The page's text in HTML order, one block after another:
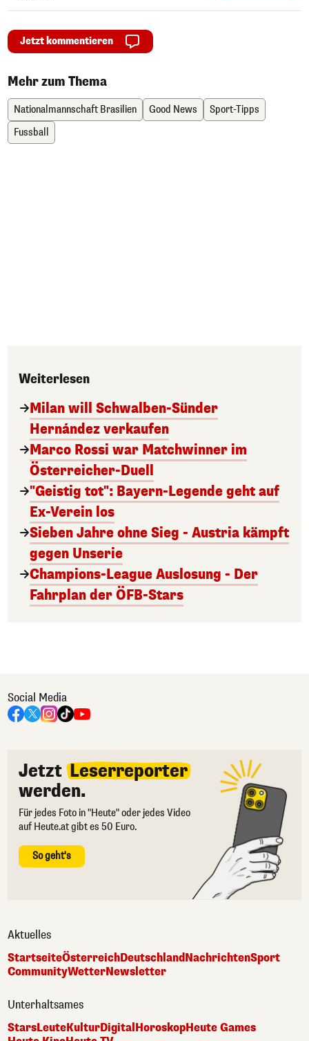
Jetzt kommentieren
Mehr zum Thema
Nationalmannschaft Brasilien Good News
Sport-Tipps
Fussball
Weiterlesen
Milan will Schwalben-Sünder
Hernández verkaufen
Marco Rossi war Matchwinner im
Österreicher-Duell
"Geistig tot": Bayern-Legende geht auf
Ex-Verein los
Sieben Jahre ohne Sieg - Austria kämpft
gegen Unserie
Champions-League Auslosung - Der
Fahrplan der ÖFB-Stars
Social Media
Jetzt Leserreporter
werden.
Für jedes Foto in "Heute" oder jedes Video
auf Heute.at gibt es 50 Euro.
So geht's
Aktuelles
StartseiteÖsterreichDeutschlandNachrichtenSport
CommunityWetterNewsletter
Unterhaltsames
StarsLeuteKulturDigital HoroskopHeute Games